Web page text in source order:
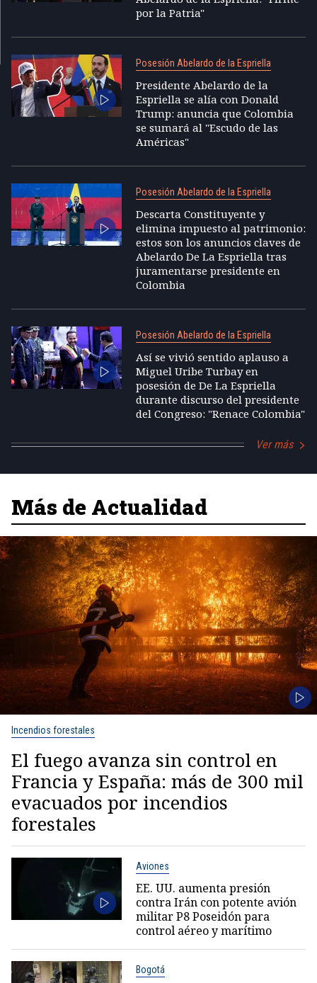
por la Patria"
Posesión Abelardo de la Espriella
Presidente Abelardo de la
Espriella se alía con Donald
Trump: anuncia que Colombia
se sumará al "Escudo de las
Américas"
Posesión Abelardo de la Espriella
Descarta Constituyente y
elimina impuesto al patrimonio:
estos son los anuncios claves de
Abelardo De La Espriella tras
juramentarse presidente en
Colombia
Posesión Abelardo de la Espriella
Así se vivió sentido aplauso a
Miguel Uribe Turbay en
posesión de De La Espriella
durante discurso del presidente
del Congreso: "Renace Colombia"
Ver más
Más de Actualidad
Incendios forestales
El fuego avanza sin control en
Francia y España: más de 300 mil
evacuados por incendios
forestales
Aviones
EE. UU. aumenta presión
contra Irán con potente avión
militar P8 Poseidón para
control aéreo y marítimo
Bogotá